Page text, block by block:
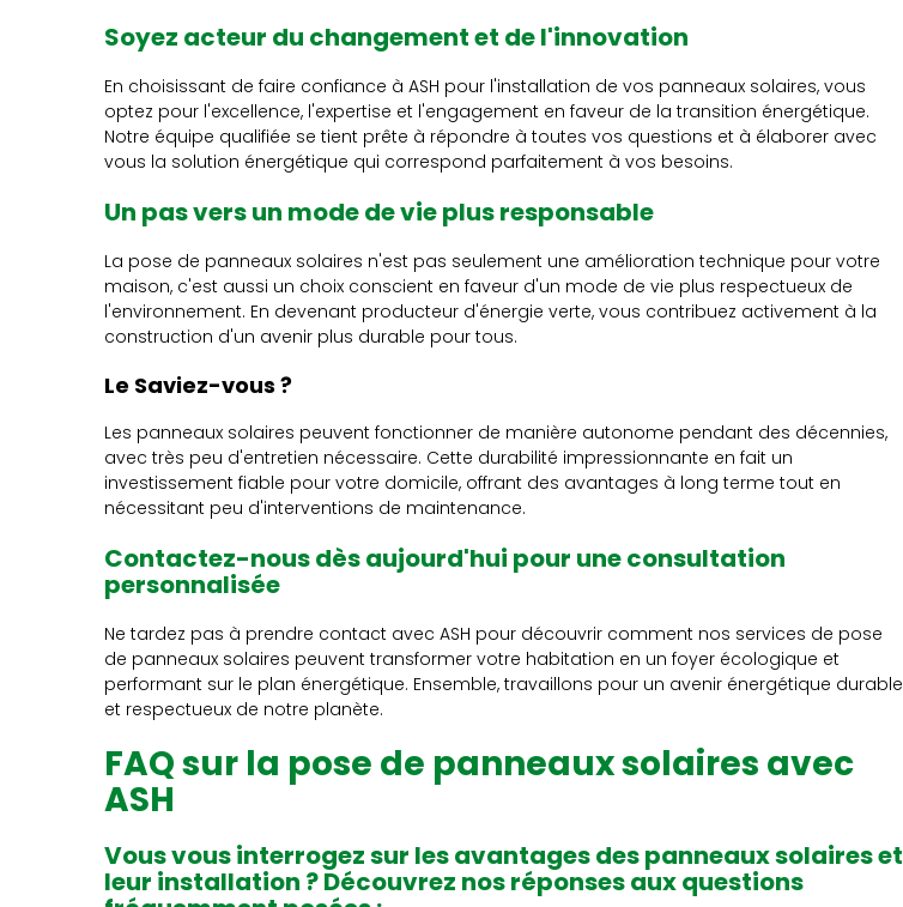
Soyez acteur du changement et de l'innovation
En choisissant de faire confiance à ASH pour l'installation de vos panneaux solaires, vous
optez pour l'excellence, l'expertise et l'engagement en faveur de la transition énergétique.
Notre équipe qualifiée se tient prête à répondre à toutes vos questions et à élaborer avec
vous la solution énergétique qui correspond parfaitement à vos besoins.
Un pas vers un mode de vie plus responsable
La pose de panneaux solaires n'est pas seulement une amélioration technique pour votre
maison, c'est aussi un choix conscient en faveur d'un mode de vie plus respectueux de
l'environnement. En devenant producteur d'énergie verte, vous contribuez activement à la
construction d'un avenir plus durable pour tous.
Le Saviez-vous ?
Les panneaux solaires peuvent fonctionner de manière autonome pendant des décennies,
avec très peu d'entretien nécessaire. Cette durabilité impressionnante en fait un
investissement fiable pour votre domicile, offrant des avantages à long terme tout en
nécessitant peu d'interventions de maintenance.
Contactez-nous dès aujourd'hui pour une consultation
personnalisée
Ne tardez pas à prendre contact avec ASH pour découvrir comment nos services de pose
de panneaux solaires peuvent transformer votre habitation en un foyer écologique et
performant sur le plan énergétique. Ensemble, travaillons pour un avenir énergétique durable
et respectueux de notre planète.
FAQ sur la pose de panneaux solaires avec
ASH
Vous vous interrogez sur les avantages des panneaux solaires et
leur installation ? Découvrez nos réponses aux questions